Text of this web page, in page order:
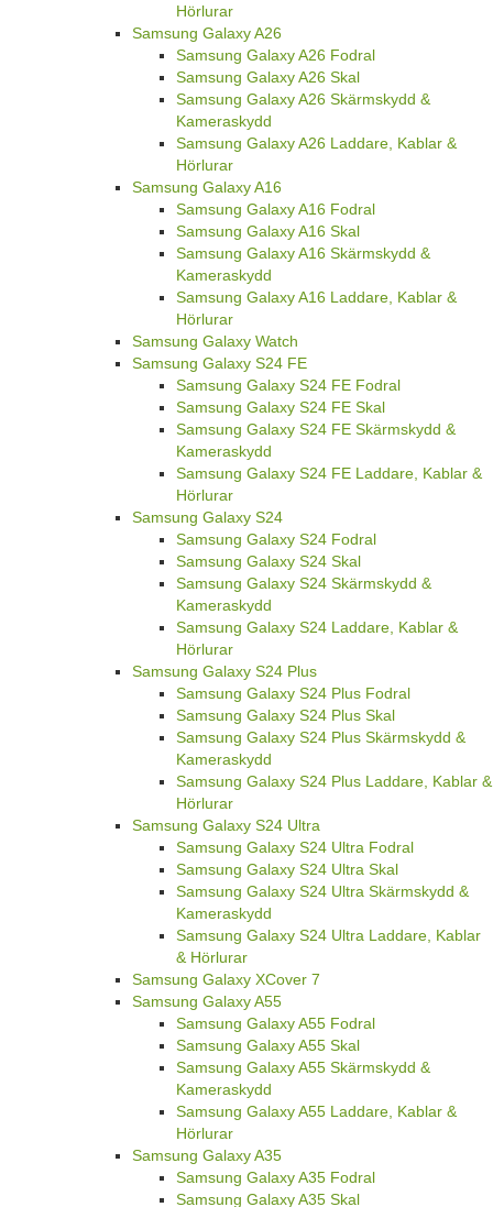
Hörlurar
Samsung Galaxy A26
Samsung Galaxy A26 Fodral
Samsung Galaxy A26 Skal
Samsung Galaxy A26 Skärmskydd &
Kameraskydd
Samsung Galaxy A26 Laddare, Kablar &
Hörlurar
Samsung Galaxy A16
Samsung Galaxy A16 Fodral
Samsung Galaxy A16 Skal
Samsung Galaxy A16 Skärmskydd &
Kameraskydd
Samsung Galaxy A16 Laddare, Kablar &
Hörlurar
Samsung Galaxy Watch
Samsung Galaxy S24 FE
Samsung Galaxy S24 FE Fodral
Samsung Galaxy S24 FE Skal
Samsung Galaxy S24 FE Skärmskydd &
Kameraskydd
Samsung Galaxy S24 FE Laddare, Kablar &
Hörlurar
Samsung Galaxy S24
Samsung Galaxy S24 Fodral
Samsung Galaxy S24 Skal
Samsung Galaxy S24 Skärmskydd &
Kameraskydd
Samsung Galaxy S24 Laddare, Kablar &
Hörlurar
Samsung Galaxy S24 Plus
Samsung Galaxy S24 Plus Fodral
Samsung Galaxy S24 Plus Skal
Samsung Galaxy S24 Plus Skärmskydd &
Kameraskydd
Samsung Galaxy S24 Plus Laddare, Kablar &
Hörlurar
Samsung Galaxy S24 Ultra
Samsung Galaxy S24 Ultra Fodral
Samsung Galaxy S24 Ultra Skal
Samsung Galaxy S24 Ultra Skärmskydd &
Kameraskydd
Samsung Galaxy S24 Ultra Laddare, Kablar
& Hörlurar
Samsung Galaxy XCover 7
Samsung Galaxy A55
Samsung Galaxy A55 Fodral
Samsung Galaxy A55 Skal
Samsung Galaxy A55 Skärmskydd &
Kameraskydd
Samsung Galaxy A55 Laddare, Kablar &
Hörlurar
Samsung Galaxy A35
Samsung Galaxy A35 Fodral
Samsung Galaxy A35 Skal